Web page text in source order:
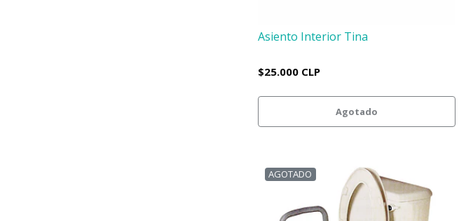
Asiento Interior Tina
$25.000 CLP
Agotado
AGOTADO